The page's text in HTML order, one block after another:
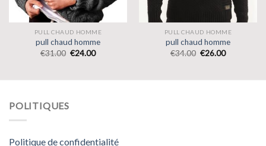
PULL CHAUD HOMME
pull chaud homme
€31.00 €24.00
PULL CHAUD HOMME
pull chaud homme
€34.00 €26.00
POLITIQUES
Politique de confidentialité